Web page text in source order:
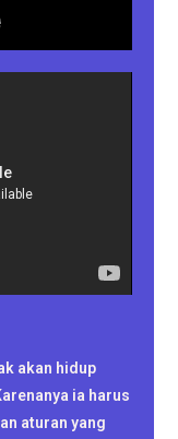
akan hidup
ia harus
aturan yang